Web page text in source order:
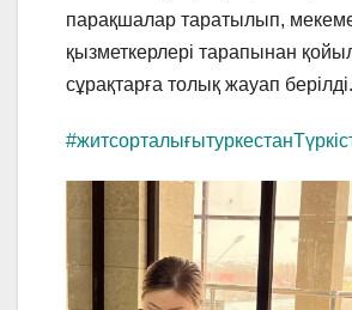
парақшалар таратылып,
қызметкерлері тарапынан
сұрақтарға толық жауап берілді.